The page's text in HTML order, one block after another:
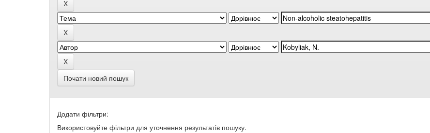
Почати новий пошук
Додати фільтри:
Використовуйте фільтри для уточнення результатів пошуку.